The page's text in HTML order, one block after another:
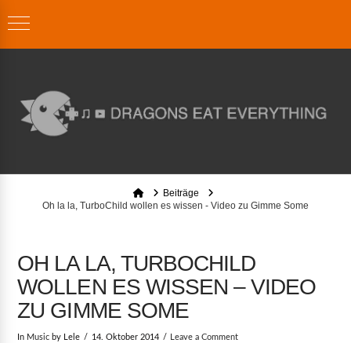
HomeBeiträge
Oh la la, TurboChild wollen es wissen - Video zu Gimme Some
OH LA LA, TURBOCHILD
WOLLEN ES WISSEN – VIDEO
ZU GIMME SOME
In Music by Lele 14. Oktober 2014 Leave a Comment